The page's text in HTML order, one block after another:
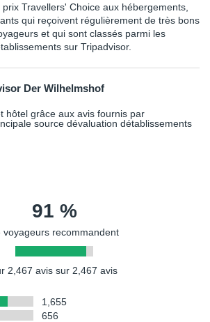
comme étant à l'abri du risque
présenter les hôtels et la destination le
non-contractuel. Concernant votre
différentes configurations et décorations.
de votre arrivée pourra être ainsi
en photo sur le présent descriptif.
Travellers' Choice aux hébergements,
qui reçoivent régulièrement de très bons
et qui sont classés parmi les
sur Tripadvisor.
Der Wilhelmshof
hôtel grâce aux avis fournis par
source dévaluation détablissements
1,655
656
91 %
voyageurs recommandent
2,467 avis sur 2,467 avis